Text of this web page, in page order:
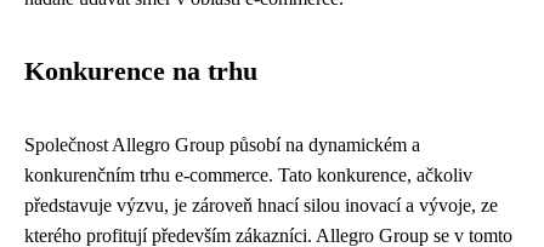
Konkurence na trhu
Společnost Allegro Group působí na dynamickém a
konkurenčním trhu e-commerce. Tato konkurence, ačkoliv
představuje výzvu, je zároveň hnací silou inovací a vývoje, ze
kterého profitují především zákazníci. Allegro Group se v tomto